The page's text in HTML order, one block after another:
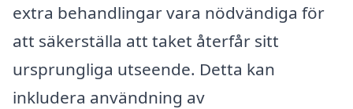
extra behandlingar vara nödvändiga för
att säkerställa att taket återfår sitt
ursprungliga utseende. Detta kan
inkludera användning av